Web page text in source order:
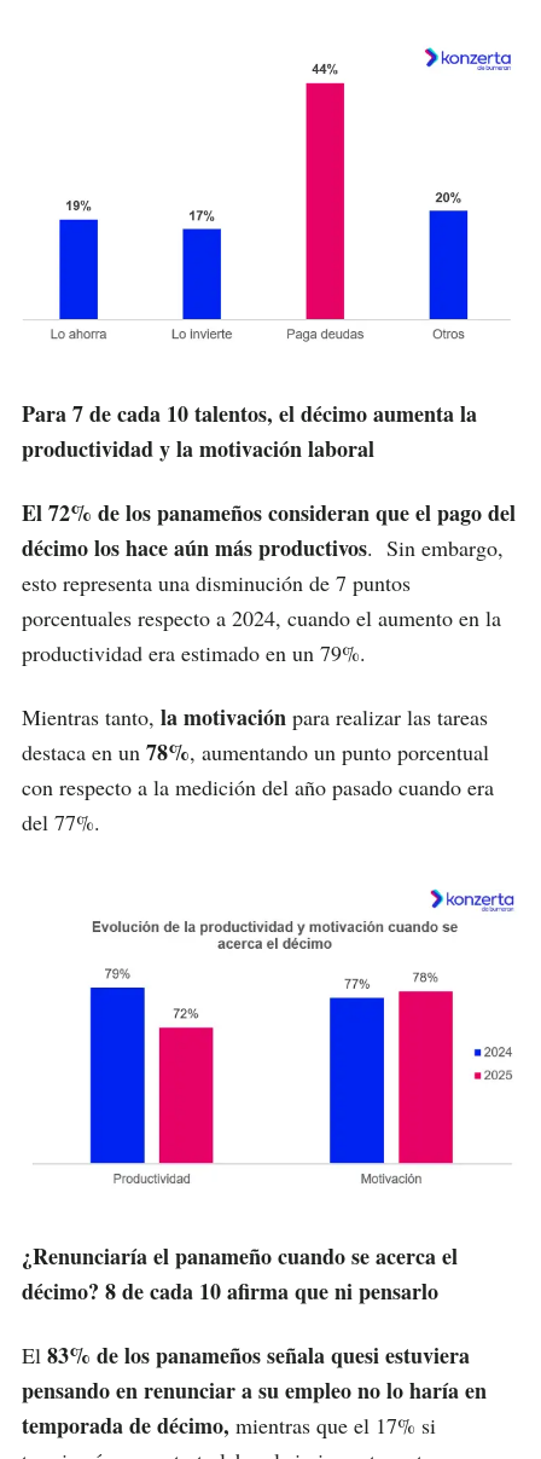
Para 7 de cada 10 talentos, el décimoaumenta la
productividad y la motivación laboral
El 72% de los panameños consideran que el pago del
décimo los hace aún más productivos. Sin embargo,
esto representa una disminución de 7 puntos
porcentuales respecto a 2024, cuando el aumento en la
productividad era estimado en un 79%.
Mientras tanto, la motivación para realizar las tareas
destaca en un 78%, aumentando un punto porcentual
con respecto a la medición del año pasado cuando era
del 77%.
¿Renunciaría el panameño cuando se acerca el
décimo? 8 de cada 10 afirma que ni pensarlo
El 83% de los panameños señala quesi estuviera
pensando en renunciar a su empleo no lo haría en
temporada de décimo, mientras que el 17% si